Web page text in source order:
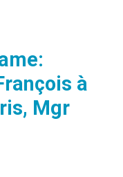
à
Mgr